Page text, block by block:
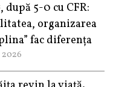
după 5-0 cu CFR:
organizarea
fac diferența